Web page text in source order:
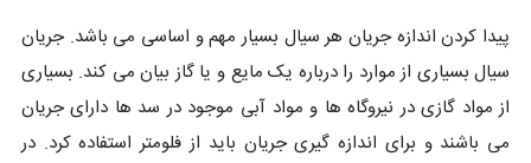
پیدا کردن اندازه جریان هر سیال بسیار مهم و اساسی می باشد. جریان
سیال بسیاری از موارد را درباره یک مایع و یا گاز بیان می کند. بسیاری
از مواد گازی در نیروگاه ها و مواد آبی موجود در سد ها دارای جریان
می باشند و برای اندازه گیری جریان باید از فلومتر استفاده کرد. در